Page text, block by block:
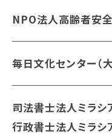
NPO法人高齢者安
毎日文化センター（大
司法書士法人ミラシ
行政書士法人ミラシ